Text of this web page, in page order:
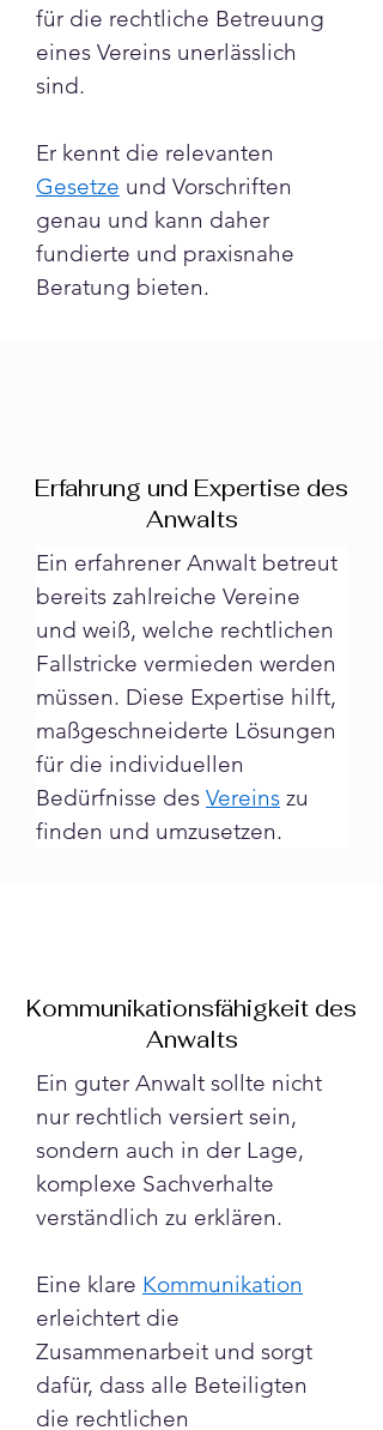
für die rechtliche Betreuung
eines Vereins unerlässlich
sind.
Er kennt die relevanten
Gesetze und Vorschriften
genau und kann daher
fundierte und praxisnahe
Beratung bieten.
Erfahrung und Expertise des
Anwalts
Ein erfahrener Anwalt betreut
bereits zahlreiche Vereine
und weiß, welche rechtlichen
Fallstricke vermieden werden
müssen. Diese Expertise hilft,
maßgeschneiderte Lösungen
für die individuellen
Bedürfnisse des Vereins zu
finden und umzusetzen.
Kommunikationsfähigkeit des
Anwalts
Ein guter Anwalt sollte nicht
nur rechtlich versiert sein,
sondern auch in der Lage,
komplexe Sachverhalte
verständlich zu erklären.
Eine klare Kommunikation
erleichtert die
Zusammenarbeit und sorgt
dafür, dass alle Beteiligten
die rechtlichen